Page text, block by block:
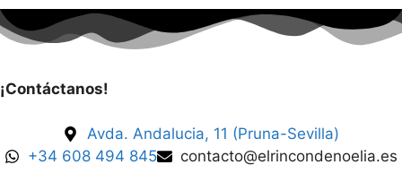
¡Contáctanos!
Avda. Andalucia, 11 (Pruna-Sevilla)
+34 608 494 845
contacto@elrincondenoelia.es